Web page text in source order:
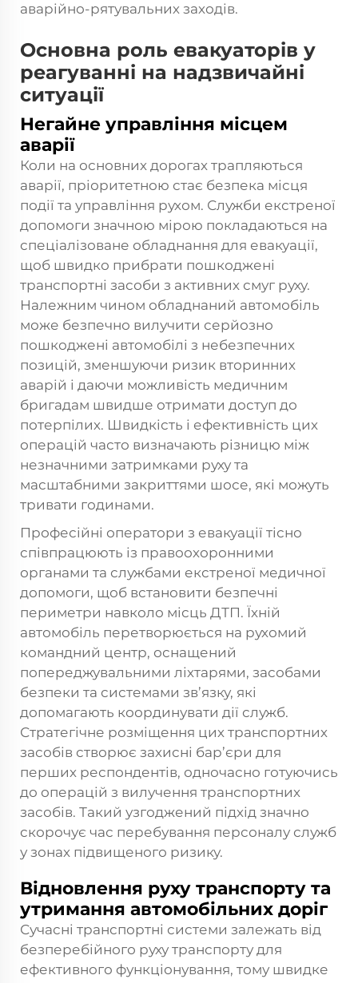
аварійно-рятувальних заходів.
Основна роль евакуаторів у
реагуванні на надзвичайні
ситуації
Негайне управління місцем
аварії
Коли на основних дорогах трапляються
аварії, пріоритетною стає безпека місця
події та управління рухом. Служби екстреної
допомоги значною мірою покладаються на
спеціалізоване обладнання для евакуації,
щоб швидко прибрати пошкоджені
транспортні засоби з активних смуг руху.
Належним чином обладнаний автомобіль
може безпечно вилучити серйозно
пошкоджені автомобілі з небезпечних
позицій, зменшуючи ризик вторинних
аварій і даючи можливість медичним
бригадам швидше отримати доступ до
потерпілих. Швидкість і ефективність цих
операцій часто визначають різницю між
незначними затримками руху та
масштабними закриттями шосе, які можуть
тривати годинами.
Професійні оператори з евакуації тісно
співпрацюють із правоохоронними
органами та службами екстреної медичної
допомоги, щоб встановити безпечні
периметри навколо місць ДТП. Їхній
автомобіль перетворюється на рухомий
командний центр, оснащений
попереджувальними ліхтарями, засобами
безпеки та системами зв’язку, які
допомагають координувати дії служб.
Стратегічне розміщення цих транспортних
засобів створює захисні бар’єри для
перших респондентів, одночасно готуючись
до операцій з вилучення транспортних
засобів. Такий узгоджений підхід значно
скорочує час перебування персоналу служб
у зонах підвищеного ризику.
Відновлення руху транспорту та
утримання автомобільних доріг
Сучасні транспортні системи залежать від
безперебійного руху транспорту для
ефективного функціонування, тому швидке